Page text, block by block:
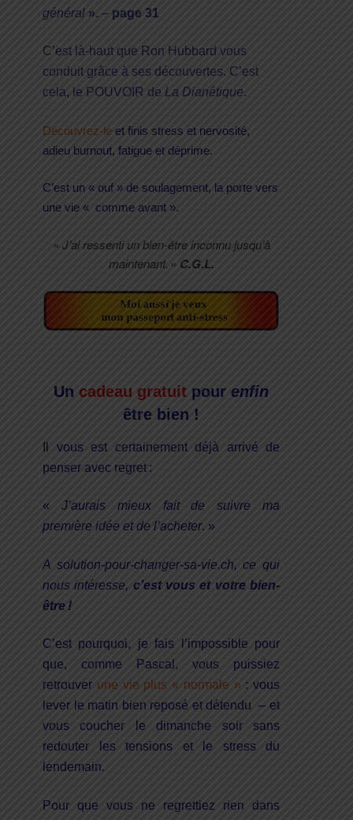
général ». – page 31
C’est là-haut que Ron Hubbard vous
conduit grâce à ses découvertes. C’est
cela, le POUVOIR de La Dianétique.
Découvrez-le et finis stress et nervosité,
adieu burnout, fatigue et déprime.
C’est un « ouf » de soulagement, la porte vers
une vie « comme avant ».
« J’ai ressenti un bien-être inconnu jusqu’à
maintenant. » C.G.L.
Un cadeau gratuit pour enfin
être bien !
Il vous est certainement déjà arrivé de
penser avec regret :
« J’aurais mieux fait de suivre ma
première idée et de l’acheter. »
A solution-pour-changer-sa-vie.ch, ce qui
nous intéresse, c’est vous et votre bien-
être !
C’est pourquoi, je fais l’impossible pour
que, comme
Pascal, vous puissiez
retrouver une vie plus « normale » : vous
lever le matin bien reposé et détendu – et
vous coucher le dimanche soir sans
redouter les tensions et le stress du
lendemain.
Pour que vous ne regrettiez rien dans